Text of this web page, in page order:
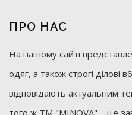
ПРО НАС
На нашому сайті
одяг, а також строгі ділові
відповідають актуальним
того ж ТМ "MINOVA" – це